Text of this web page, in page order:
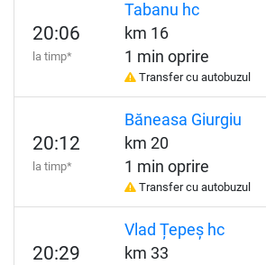
20:06
la timp*
Tabanu hc
km 16
1 min oprire
Transfer cu autobuzul
20:12
la timp*
Băneasa Giurgiu
km 20
1 min oprire
Transfer cu autobuzul
20:29
Vlad Țepeș hc
km 33